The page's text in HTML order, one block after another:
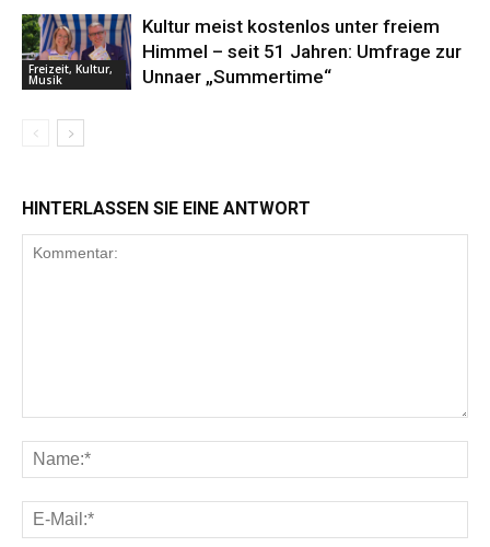
Freizeit, Kultur,
Musik
Kultur meist kostenlos unter freiem
Himmel – seit 51 Jahren: Umfrage zur
Unnaer „Summertime“
HINTERLASSEN SIE EINE ANTWORT